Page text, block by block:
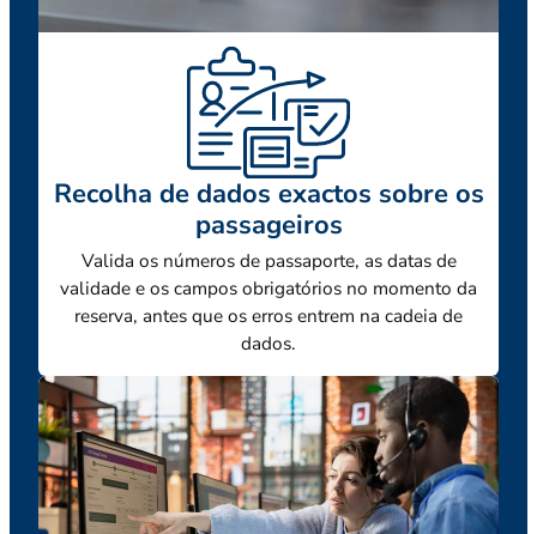
Recolha de dados exactos sobre os
passageiros
Valida os números de passaporte, as datas de
validade e os campos obrigatórios no momento da
reserva, antes que os erros entrem na cadeia de
dados.